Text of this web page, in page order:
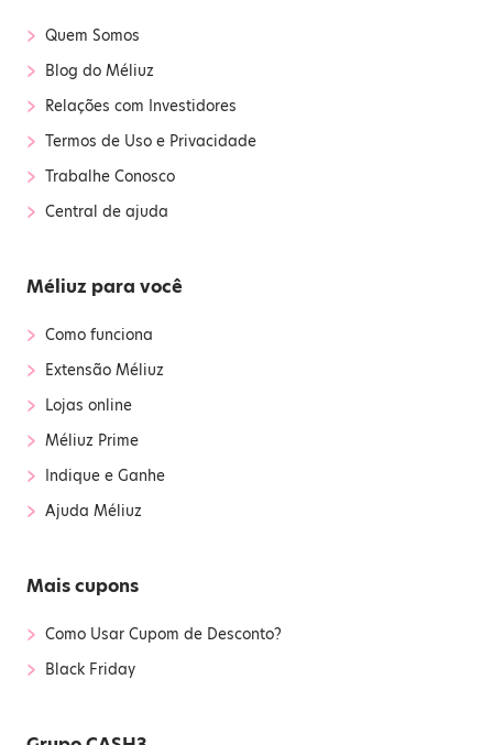
› Quem Somos
› Blog do Méliuz
› Relações com Investidores
› Termos de Uso e Privacidade
› Trabalhe Conosco
› Central de ajuda
Méliuz para você
› Como funciona
› Extensão Méliuz
› Lojas online
› Méliuz Prime
› Indique e Ganhe
› Ajuda Méliuz
Mais cupons
› Como Usar Cupom de Desconto?
› Black Friday